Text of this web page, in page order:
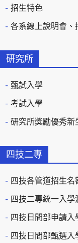
招生特色
各系線上說明會、
研究所
甄試入學
考試入學
研究所獎勵優秀新
四技二專
四技各管道招生名
四技二專統一入學
四技日間部申請
四技日間部甄選入